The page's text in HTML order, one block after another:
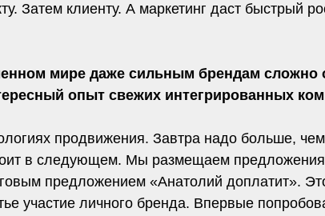
Затем клиенту. А маркетинг даст быстрый
мире даже сильным брендам сложно
опыт свежих интегрированных
продвижения. Завтра надо больше,
в следующем. Мы размещаем
предложением «Анатолий доплатит».
участие личного бренда. Впервые